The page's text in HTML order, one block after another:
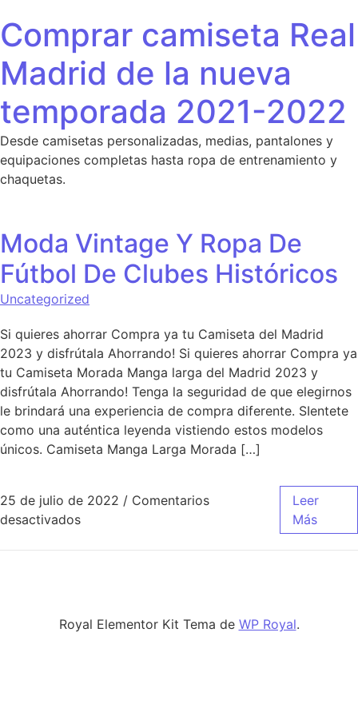
Comprar camiseta Real
Madrid de la nueva
temporada 2021-2022
Desde camisetas personalizadas, medias, pantalones y
equipaciones completas hasta ropa de entrenamiento y
chaquetas.
Moda Vintage Y Ropa De
Fútbol De Clubes Históricos
Uncategorized
Si quieres ahorrar Compra ya tu Camiseta del Madrid
2023 y disfrútala Ahorrando! Si quieres ahorrar Compra ya
tu Camiseta Morada Manga larga del Madrid 2023 y
disfrútala Ahorrando! Tenga la seguridad de que elegirnos
le brindará una experiencia de compra diferente. SIentete
como una auténtica leyenda vistiendo estos modelos
únicos. Camiseta Manga Larga Morada […]
25 de julio de 2022 / Comentarios
desactivadosen Moda Vintage Y Ropa De Fútbol De
Leer
Más
Royal Elementor Kit Tema de WP Royal.